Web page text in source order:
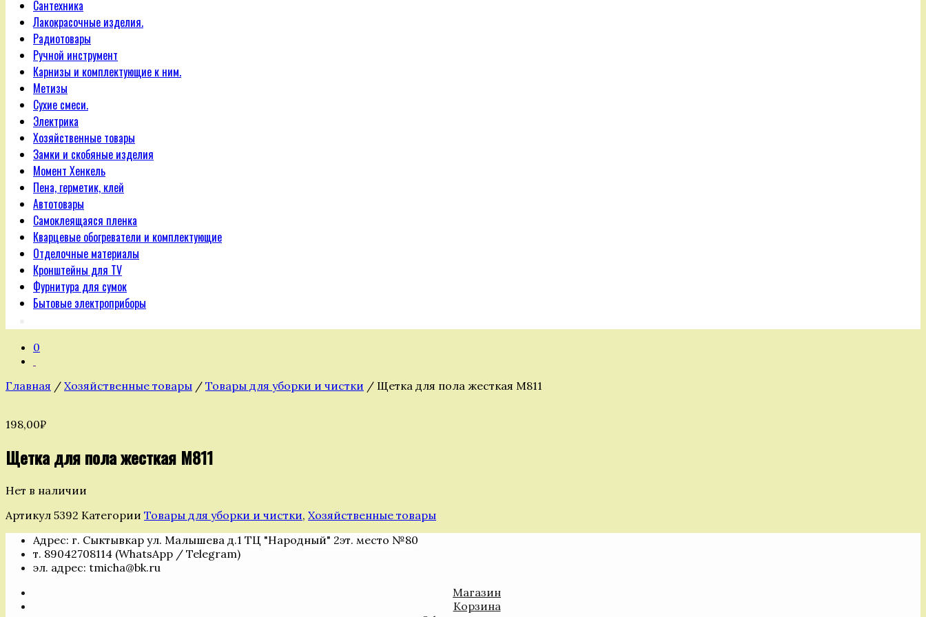
Сантехника
Лакокрасочные изделия.
Радиотовары
Ручной инструмент
Карнизы и комплектующие к ним.
Метизы
Сухие смеси.
Электрика
Хозяйственные товары
Замки и скобяные изделия
Момент Хенкель
Пена, герметик, клей
Автотовары
Самоклеящаяся пленка
Кварцевые обогреватели и комплектующие
Отделочные материалы
Кронштейны для TV
Фурнитура для сумок
Бытовые электроприборы
0
Главная / Хозяйственные товары / Товары для уборки и чистки / Щетка для пола жесткая М811
198,00₽
Щетка для пола жесткая М811
Нет в наличии
Артикул 5392 Категории Товары для уборки и чистки, Хозяйственные товары
Адрес: г. Сыктывкар ул. Малышева д.1 ТЦ "Народный" 2эт. место №80
т. 89042708114 (WhatsApp / Telegram)
эл. адрес: tmicha@bk.ru
Магазин
Корзина